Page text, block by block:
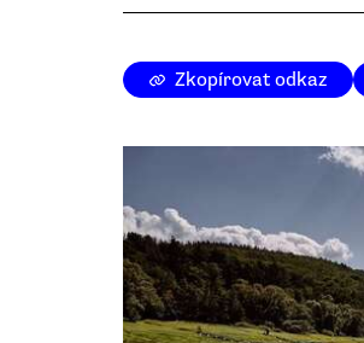
Zkopírovat odkaz